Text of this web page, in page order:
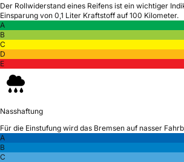
Der Rollwiderstand eines Reifens ist ein wichtiger
Einsparung von 0,1 Liter Kraftstoff auf 100 Kilometer.
A
B
C
D
E
Nasshaftung
Für die Einstufung wird das Bremsen auf nasser
A
B
C